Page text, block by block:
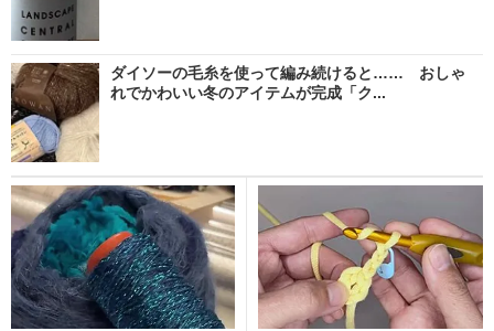
ダイソーの毛糸を使って編み続けると…… おしゃ
れでかわいい冬のアイテムが完成「ク...